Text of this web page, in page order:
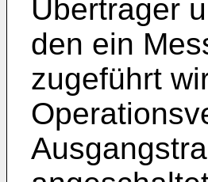
Übertrager
den ein
zugeführt